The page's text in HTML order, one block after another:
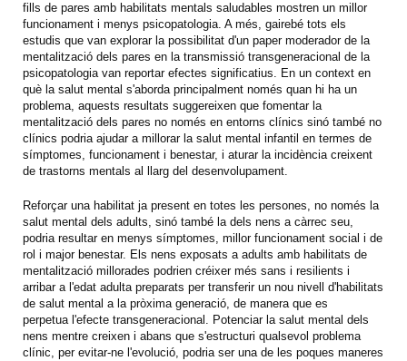
fills de pares amb habilitats mentals saludables mostren un millor
funcionament i menys psicopatologia. A més, gairebé tots els
estudis que van explorar la possibilitat d'un paper moderador de la
mentalització dels pares en la transmissió transgeneracional de la
psicopatologia van reportar efectes significatius. En un context en
què la salut mental s'aborda principalment només quan hi ha un
problema, aquests resultats suggereixen que fomentar la
mentalització dels pares no només en entorns clínics sinó també no
clínics podria ajudar a millorar la salut mental infantil en termes de
símptomes, funcionament i benestar, i aturar la incidència creixent
de trastorns mentals al llarg del desenvolupament.
Reforçar una habilitat ja present en totes les persones, no només la
salut mental dels adults, sinó també la dels nens a càrrec seu,
podria resultar en menys símptomes, millor funcionament social i de
rol i major benestar. Els nens exposats a adults amb habilitats de
mentalització millorades podrien créixer més sans i resilients i
arribar a l'edat adulta preparats per transferir un nou nivell d'habilitats
de salut mental a la pròxima generació, de manera que es
perpetua l'efecte transgeneracional. Potenciar la salut mental dels
nens mentre creixen i abans que s'estructuri qualsevol problema
clínic, per evitar-ne l'evolució, podria ser una de les poques maneres